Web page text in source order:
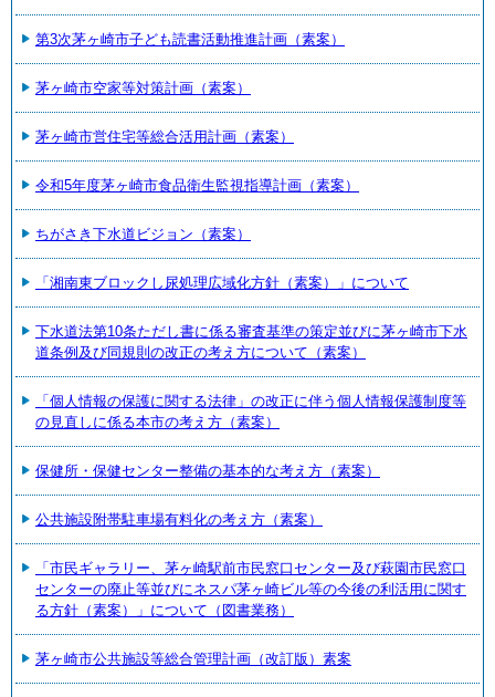
第3次茅ヶ崎市子ども読書活動推進計画（素案）
茅ヶ崎市空家等対策計画（素案）
茅ヶ崎市営住宅等総合活用計画（素案）
令和5年度茅ヶ崎市食品衛生監視指導計画（素案）
ちがさき下水道ビジョン（素案）
「湘南東ブロックし尿処理広域化方針（素案）」について
下水道法第10条ただし書に係る審査基準の策定並びに茅ヶ崎市下水
道条例及び同規則の改正の考え方について（素案）
「個人情報の保護に関する法律」の改正に伴う個人情報保護制度等
の見直しに係る本市の考え方（素案）
保健所・保健センター整備の基本的な考え方（素案）
公共施設附帯駐車場有料化の考え方（素案）
「市民ギャラリー、茅ヶ崎駅前市民窓口センター及び萩園市民窓口
センターの廃止等並びにネスパ茅ヶ崎ビル等の今後の利活用に関す
る方針（素案）」について（図書業務）
茅ヶ崎市公共施設等総合管理計画（改訂版）素案